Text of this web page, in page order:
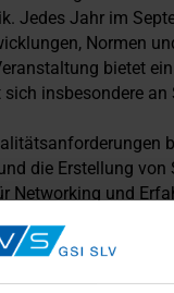
Jedes Jahr im
Normen
bietet
insbesondere
die Erstellung
Networking und
Beitrag zum